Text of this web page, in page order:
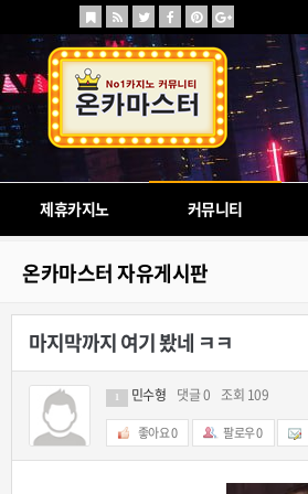
제휴카지노 커뮤니티
온카마스터 자유게시판
마지막까지 여기 봤네 ㅋㅋ
민수형 댓글 0 조회 109
좋아요0 팔로우0